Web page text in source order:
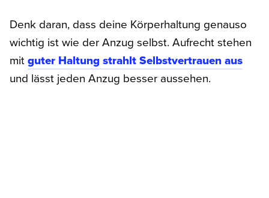
Denk daran, dass deine Körperhaltung genauso
wichtig ist wie der Anzug selbst. Aufrecht stehen
mitguter Haltung strahlt Selbstvertrauen aus
und lässt jeden Anzug besser aussehen.